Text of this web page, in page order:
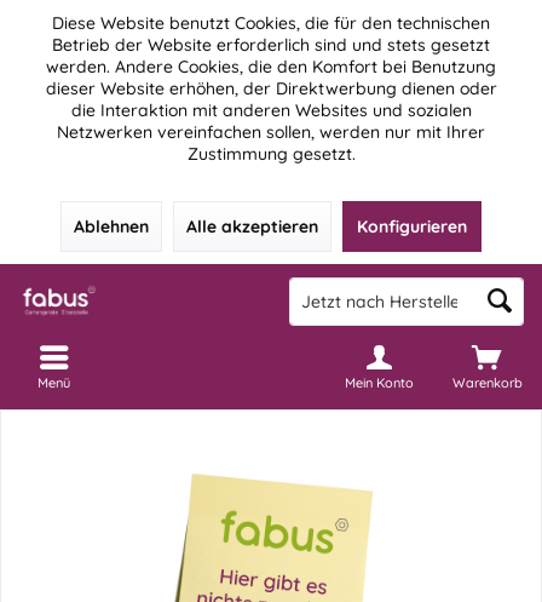
Diese Website benutzt Cookies, die für den technischen
Betrieb der Website erforderlich sind und stets gesetzt
werden. Andere Cookies, die den Komfort bei Benutzung
dieser Website erhöhen, der Direktwerbung dienen oder
die Interaktion mit anderen Websites und sozialen
Netzwerken vereinfachen sollen, werden nur mit Ihrer
Zustimmung gesetzt.
Ablehnen Alle akzeptieren Konfigurieren
Warenkorb
Mein Konto
Menü